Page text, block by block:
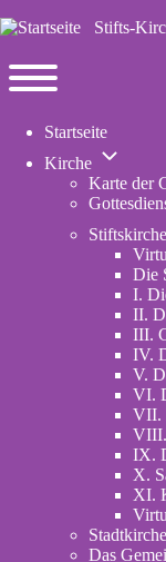
Stifts-
Navigation
main
Startseite
Kirche
Kirche
Karte der
Stiftskirche
Die
I.
II.
III.
IV.
V.
VI.
VII.
IX.
X.
XI.
Stadtkirche
Das